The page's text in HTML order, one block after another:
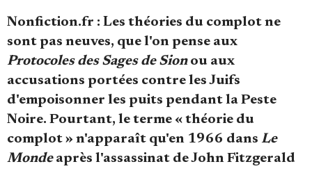
Se connecter
Nonfiction.fr : Les théories du complot ne
sont pas neuves, que l'on pense aux
Protocoles des Sages de Sionou aux
accusations portées contre les Juifs
d'empoisonner les puits pendant la Peste
Noire. Pourtant, le terme « théorie du
complot » n'apparaît qu'en 1966 dans Le
Mondeaprès l'assassinat de John Fitzgerald